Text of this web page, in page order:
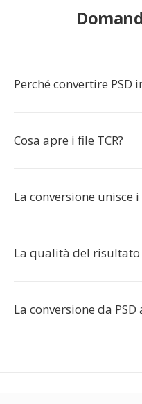
Perché convertire PSD
Cosa apre i file TCR?
La conversione unisce i
La qualità del risultato
La conversione da PSD